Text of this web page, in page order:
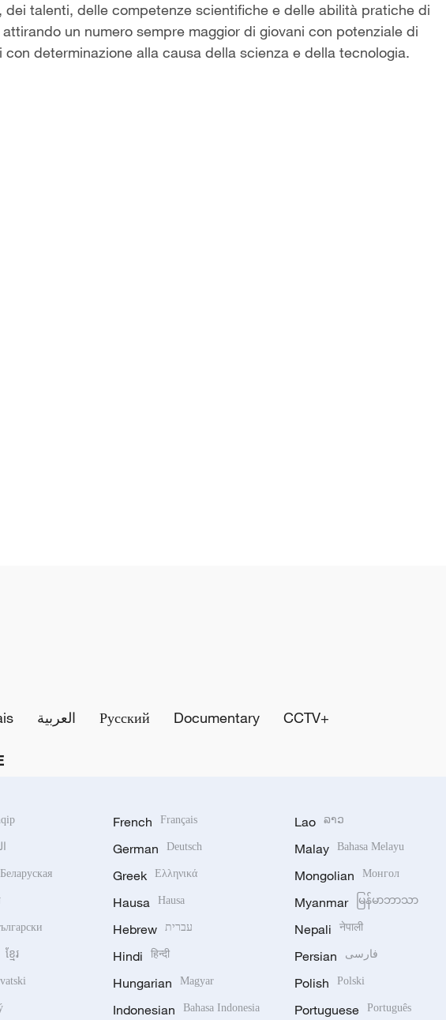
dei talenti, delle competenze scientifiche e delle abilità pratiche di
un numero sempre maggior di giovani con potenziale di
determinazione alla causa della scienza e della tecnologia.
العربية Русский Documentary CCTV+
Беларуская
ខ្មែរ
French Français
German Deutsch
Greek Ελληνικά
Hausa Hausa
Hebrew עברית
Hindi हिन्दी
Hungarian Magyar
Indonesian Bahasa Indonesia
Lao ລາວ
Malay Bahasa Melayu
Mongolian Монгол
Myanmar မြန်မာဘာသာ
Nepali नेपाली
Persian فارسی
Polish Polski
Portuguese Português